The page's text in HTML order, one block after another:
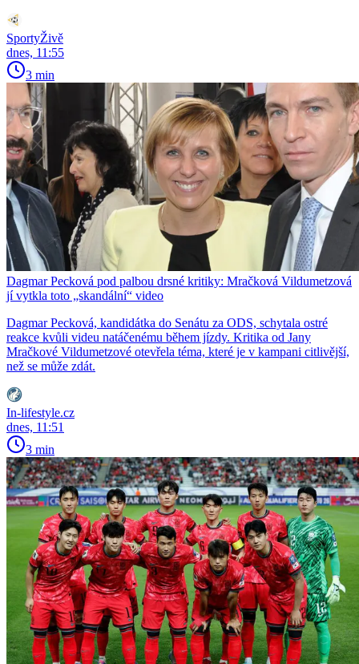
SportyŽivě
dnes, 11:55
3 min
Dagmar Pecková pod palbou drsné kritiky: Mračková Vildumetzová
jí vytkla toto „skandální“ video
Dagmar Pecková, kandidátka do Senátu za ODS, schytala ostré
reakce kvůli videu natáčenému během jízdy. Kritika od Jany
Mračkové Vildumetzové otevřela téma, které je v kampani citlivější,
než se může zdát.
In-lifestyle.cz
dnes, 11:51
3 min